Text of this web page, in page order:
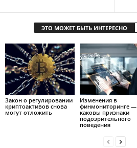
ЭТО МОЖЕТ БЫТЬ ИНТЕРЕСНО
Закон о регулировании
криптоактивов снова
могут отложить
Изменения в
финмониторинге —
каковы признаки
подозрительного
поведения